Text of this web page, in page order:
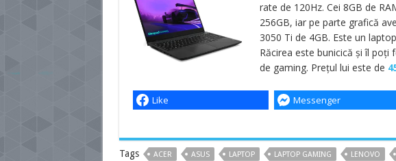
rate de 120Hz. Cei 8GB de
256GB, iar pe parte grafică
3050 Ti de 4GB. Este un
Răcirea este bunicică și îl
de gaming. Prețul lui este de
Like Messenger
Tags ACER ASUS LAPTOP LAPTOP GAMING LENOVO